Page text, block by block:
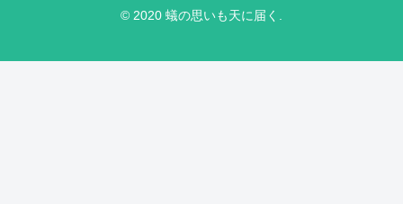
© 2020 蟻の思いも天に届く.